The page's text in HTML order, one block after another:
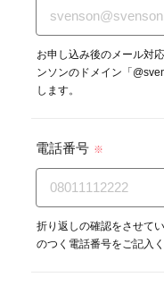
お申し込み後のメール対
ンソンのドメイン「
します。
電話番号 ※
折り返しの確認をさせて
のつく電話番号をご記入く